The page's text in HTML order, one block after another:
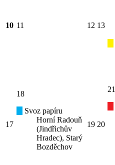
10 11 12 13
17
18
Svoz papíru
Horní Radouň
(Jindřichův
Hradec), Starý
Bozděchov
19 20
21